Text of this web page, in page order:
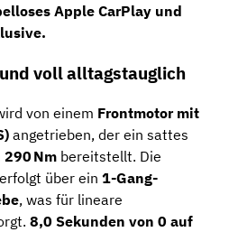
Apple CarPlay und
voll alltagstauglich
von einem Frontmotor mit
angetrieben, der ein sattes
290 Nm bereitstellt. Die
über ein 1-Gang-
, was für lineare
8,0 Sekunden von 0 auf